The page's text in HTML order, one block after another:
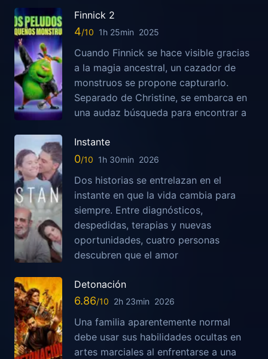
Finnick 2
4 1h 25min 2025
Cuando Finnick se hace visible gracias
a la magia ancestral, un cazador de
monstruos se propone capturarlo.
Separado de Christine, se embarca en
una audaz búsqueda para encontrar a
Instante
0 1h 30min 2026
Dos historias se entrelazan en el
instante en que la vida cambia para
siempre. Entre diagnósticos,
despedidas, terapias y nuevas
oportunidades, cuatro personas
descubren que el amor
Detonación
6.86 2h 23min 2026
Una familia aparentemente normal
debe usar sus habilidades ocultas en
artes marciales al enfrentarse a una